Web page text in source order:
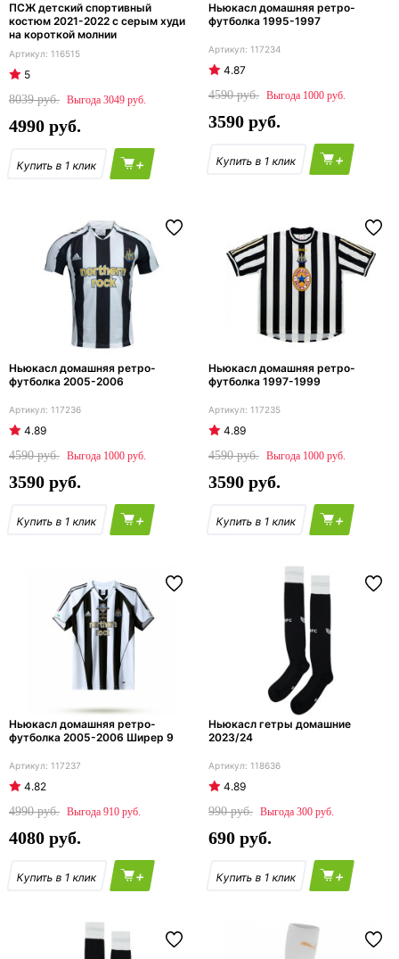
ПСЖ детский спортивный
костюм 2021-2022 с серым худи
на короткой молнии
116515
5
8039
3049
4990
+
Ньюкасл домашняя ретро-
футболка 1995-1997
117234
4.87
4590
1000
3590
+
Ньюкасл домашняя ретро-
футболка 2005-2006
117236
4.89
4590
1000
3590
+
Ньюкасл домашняя ретро-
футболка 1997-1999
117235
4.89
4590
1000
3590
+
Ньюкасл домашняя ретро-
футболка 2005-2006 Ширер 9
117237
4.82
4990
910
4080
+
Ньюкасл гетры домашние
2023/24
118636
4.89
990
300
690
+